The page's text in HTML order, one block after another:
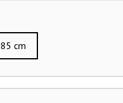
cm